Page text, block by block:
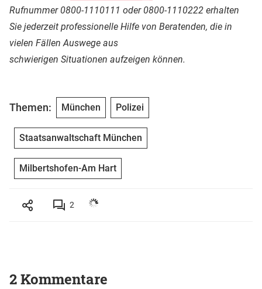
Rufnummer 0800-1110111 oder 0800-1110222 erhalten
Sie jederzeit professionelle Hilfe von Beratenden, die in
vielen Fällen Auswege aus
schwierigen Situationen aufzeigen können.
Themen: München Polizei
Staatsanwaltschaft München
Milbertshofen-Am Hart
2
2 Kommentare